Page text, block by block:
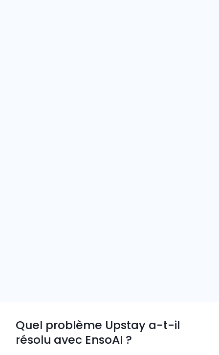
Quel problème Upstay a-t-il
résolu avec EnsoAI ?